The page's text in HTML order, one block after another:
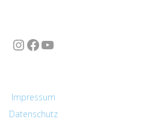
Instagram
Facebook
YouTube
Impressum
Datenschutz